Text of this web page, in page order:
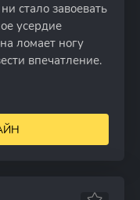
стало завоевать
усердие
ломает ногу
впечатление.